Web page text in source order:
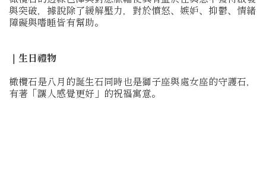
與突破，據說除了緩解壓力，對於憤怒、嫉妒、抑鬱、情緒
障礙與嗜睡皆有幫助。
｜生日禮物
橄欖石是八月的誕生石同時也是獅子座與處女座的守護石，
有著「讓人感覺更好」的祝福寓意。